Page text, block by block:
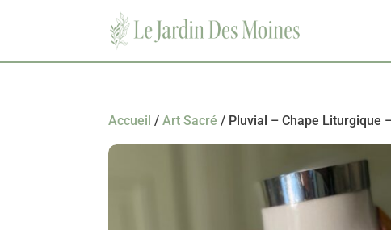
Accueil /Art Sacré / Pluvial – Chape Liturgique